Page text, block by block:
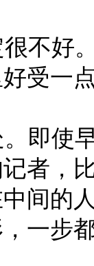
不好
受一
即使
者，
间的
一步